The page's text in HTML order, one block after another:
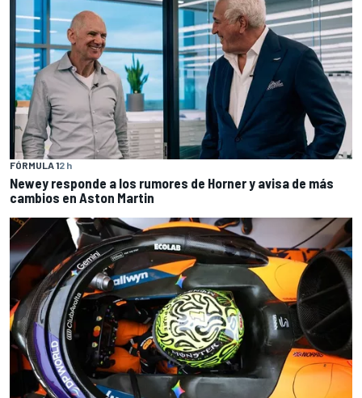
FÓRMULA 12 h
Newey responde a los rumores de Horner y avisa de más
cambios en Aston Martin